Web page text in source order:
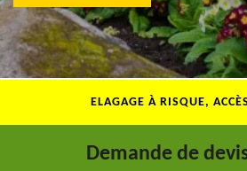
ELAGAGE À RISQUE,
Demande de